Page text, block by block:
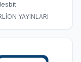
YAYINLARI